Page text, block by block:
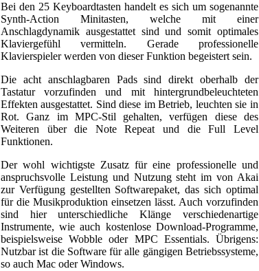
Bei den 25 Keyboardtasten handelt es sich um sogenannte
Synth-Action Minitasten, welche mit einer
Anschlagdynamik ausgestattet sind und somit optimales
Klaviergefühl vermitteln. Gerade professionelle
Klavierspieler werden von dieser Funktion begeistert sein.
Die acht anschlagbaren Pads sind direkt oberhalb der
Tastatur vorzufinden und mit hintergrundbeleuchteten
Effekten ausgestattet. Sind diese im Betrieb, leuchten sie in
Rot. Ganz im MPC-Stil gehalten, verfügen diese des
Weiteren über die Note Repeat und die Full Level
Funktionen.
Der wohl wichtigste Zusatz für eine professionelle und
anspruchsvolle Leistung und Nutzung steht im von Akai
zur Verfügung gestellten Softwarepaket, das sich optimal
für die Musikproduktion einsetzen lässt. Auch vorzufinden
sind hier unterschiedliche Klänge verschiedenartige
Instrumente, wie auch kostenlose Download-Programme,
beispielsweise Wobble oder MPC Essentials. Übrigens:
Nutzbar ist die Software für alle gängigen Betriebssysteme,
so auch Mac oder Windows.